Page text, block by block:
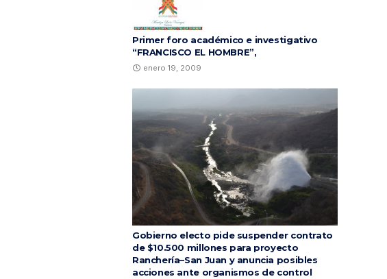
Primer foro académico e investigativo
“FRANCISCO EL HOMBRE”,
enero 19, 2009
Gobierno electo pide suspender contrato
de $10.500 millones para proyecto
Ranchería–San Juan y anuncia posibles
acciones ante organismos de control